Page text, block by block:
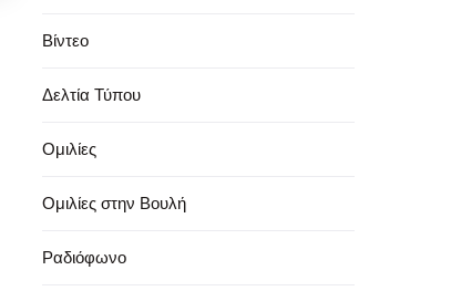
Βίντεο
Δελτία Τύπου
Ομιλίες
Ομιλίες στην Βουλή
Ραδιόφωνο